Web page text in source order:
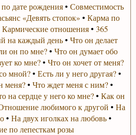
дате рождения• Совместимость
«Девять стопок» • Карма по
Кармические отношения•365
на каждый день• Что он делает
он по мне?•Что он думает обо
ко мне?• Что он хочет от меня?
мной?•Есть ли у него другая?•
меня?•Что ждет меня с ним?•
на сердце у него ко мне?• Как он
любимого к другой • На
•На двух иголках на любовь•
по лепесткам розы